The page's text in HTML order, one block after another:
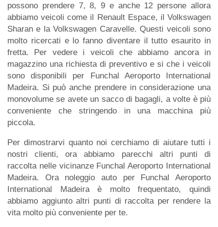
possono prendere 7, 8, 9 e anche 12 persone allora
abbiamo veicoli come il Renault Espace, il Volkswagen
Sharan e la Volkswagen Caravelle. Questi veicoli sono
molto ricercati e lo fanno diventare il tutto esaurito in
fretta. Per vedere i veicoli che abbiamo ancora in
magazzino una richiesta di preventivo e si che i veicoli
sono disponibili per Funchal Aeroporto International
Madeira. Si può anche prendere in considerazione una
monovolume se avete un sacco di bagagli, a volte è più
conveniente che stringendo in una macchina più
piccola.
Per dimostrarvi quanto noi cerchiamo di aiutare tutti i
nostri clienti, ora abbiamo parecchi altri punti di
raccolta nelle vicinanze Funchal Aeroporto International
Madeira. Ora noleggio auto per Funchal Aeroporto
International Madeira è molto frequentato, quindi
abbiamo aggiunto altri punti di raccolta per rendere la
vita molto più conveniente per te.